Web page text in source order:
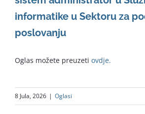
informatike u Sektoru za
poslovanju
Oglas možete preuzeti ovdje.
8 Jula, 2026 | Oglasi